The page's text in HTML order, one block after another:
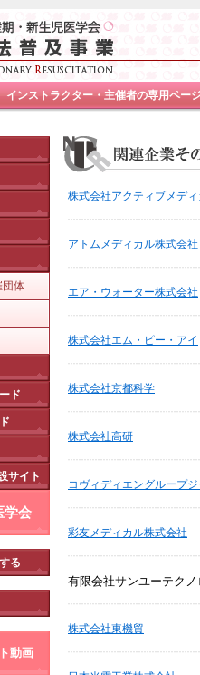
インストラクター・主催者の専用ペー
団体
ド
サイト
学会
る
動画
株式会社アクティブメデ
アトムメディカル株式会社
エア・ウォーター株式会社
株式会社エム・ピー・アイ
株式会社京都科学
株式会社高研
コヴィディエングループ
彩友メディカル株式会社
有限会社サンユーテクノ
株式会社東機貿